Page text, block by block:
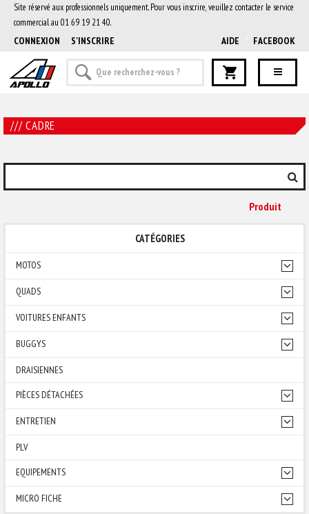
Site réservé aux professionnels uniquement. Pour vous inscrire, veuillez contacter le service
commercial au 01 69 19 21 40.
CONNEXION S'INSCRIRE AIDE FACEBOOK
/// CADRE
Produit
CATÉGORIES
MOTOS
QUADS
VOITURES ENFANTS
BUGGYS
DRAISIENNES
PIÈCES DÉTACHÉES
ENTRETIEN
PLV
EQUIPEMENTS
MICRO FICHE